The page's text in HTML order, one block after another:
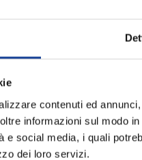
contenuti ed
informazioni sul modo
e social media, i quali
dei loro servizi.
di Caffeina, Guaranà e
B12. Ideale per
energetici e
Perfetto per
e